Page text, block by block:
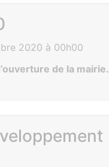
2020 à 00h00
de la mairie.